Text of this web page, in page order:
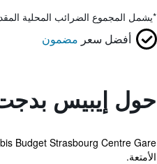
*يشمل المجموع الضرائب المحلية
أفضل سعر مضمون
حول إيبيس
الأمتعة.